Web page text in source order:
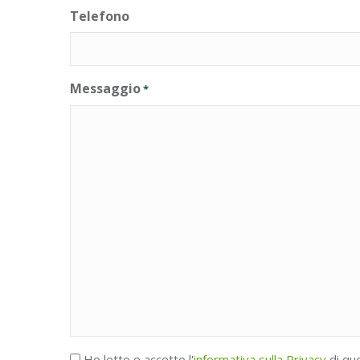
Telefono
Messaggio*